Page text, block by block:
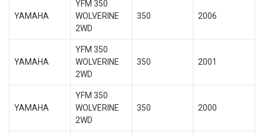
YAMAHA
YFM 350
WOLVERINE
2WD
350 2006
YAMAHA
YFM 350
WOLVERINE
2WD
350 2001
YAMAHA
YFM 350
WOLVERINE
2WD
350 2000